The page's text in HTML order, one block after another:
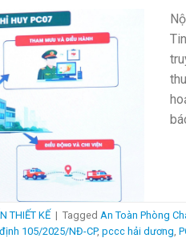
THIẾT KẾ | Tagged An Toàn Phòng
105/2025/NĐ-CP, pccc hải dương,